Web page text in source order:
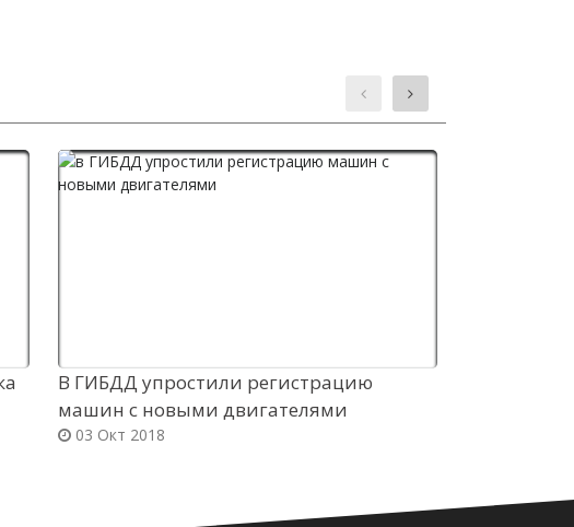
В ГИБДД упростили регистрацию
машин с новыми двигателями
03 Окт 2018